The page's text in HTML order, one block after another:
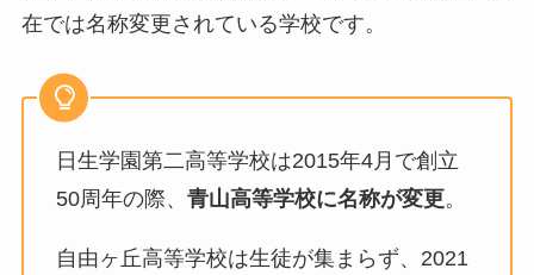
在では名称変更されている学校です。
日生学園第二高等学校は2015年4月で創立
50周年の際、 青山高等学校に名称が変更。
自由ヶ丘高等学校は生徒が集まらず、2021